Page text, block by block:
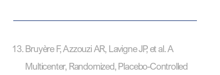
Bruyère F, Azzouzi AR, Lavigne JP, et al. A
Multicenter, Randomized, Placebo-Controlled